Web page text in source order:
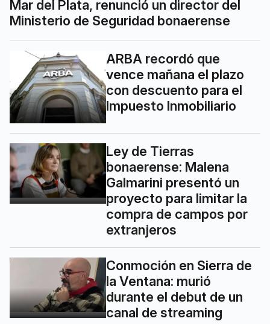
Mar del Plata, renunció un director del
Ministerio de Seguridad bonaerense
ARBA recordó que
vence mañana el plazo
con descuento para el
Impuesto Inmobiliario
Ley de Tierras
bonaerense: Malena
Galmarini presentó un
proyecto para limitar la
compra de campos por
extranjeros
Conmoción en Sierra de
la Ventana: murió
durante el debut de un
canal de streaming